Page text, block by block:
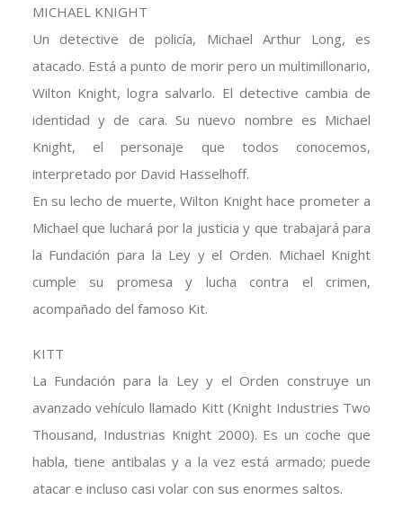
MICHAEL KNIGHT
Un detective de policía, Michael Arthur Long, es
atacado. Está a punto de morir pero un multimillonario,
Wilton Knight, logra salvarlo. El detective cambia de
identidad y de cara. Su nuevo nombre es Michael
Knight, el personaje que todos conocemos,
interpretado por David Hasselhoff.
En su lecho de muerte, Wilton Knight hace prometer a
Michael que luchará por la justicia y que trabajará para
la Fundación para la Ley y el Orden. Michael Knight
cumple su promesa y lucha contra el crimen,
acompañado del famoso Kit.
KITT
La Fundación para la Ley y el Orden construye un
avanzado vehículo llamado Kitt (Knight Industries Two
Thousand, Industrias Knight 2000). Es un coche que
habla, tiene antibalas y a la vez está armado; puede
atacar e incluso casi volar con sus enormes saltos.